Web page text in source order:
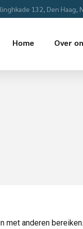
132, Den Haag,
Home Over
anderen